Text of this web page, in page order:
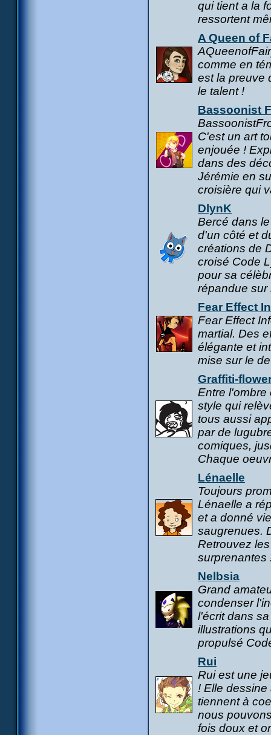
qui tient a la
ressortent
A Queen of
comme en
est la preuve
le talent !
Bassoonist
C'est un art
enjouée !
dans des
Jérémie en
croisière qui
DlynK
Bercé dans
d'un côté et
créations de
croisé Code
pour sa
répandue sur
Fear Effect
Fear Effect
martial. Des
élégante et
mise sur le
Graffiti-
Entre l'ombre
style qui
tous aussi
par de
comiques,
Chaque
Lénaelle
Toujours
Lénaelle a
et a donné
saugrenues.
Retrouvez
surprenantes
Nelbsia
Grand
condenser
l'écrit dans
illustrations
propulsé
Rui
Rui est une
! Elle
tiennent à
nous
fois doux et